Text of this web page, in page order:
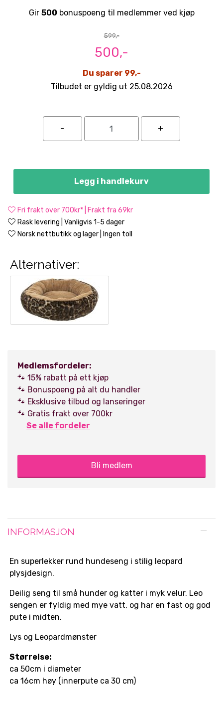
Gir 500 bonuspoeng til medlemmer ved kjøp
599,-
500,-
Du sparer 99,-
Tilbudet er gyldig ut 25.08.2026
Legg i handlekurv
Fri frakt over 700kr* | Frakt fra 69kr
Rask levering | Vanligvis 1-5 dager
Norsk nettbutikk og lager | Ingen toll
Alternativer:
Medlemsfordeler:
🐾 15% rabatt på ett kjøp
🐾 Bonuspoeng på alt du handler
🐾 Eksklusive tilbud og lanseringer
🐾 Gratis frakt over 700kr
Se alle fordeler
Bli medlem
INFORMASJON
En superlekker rund hundeseng i stilig leopard
plysjdesign.
Deilig seng til små hunder og katter i myk velur. Leo
sengen er fyldig med mye vatt, og har en fast og god
pute i midten.
Lys og Leopardmønster
Størrelse:
ca 50cm i diameter
ca 16cm høy (innerpute ca 30 cm)